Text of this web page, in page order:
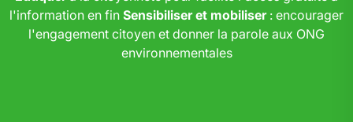
l'information en fin Sensibiliser et mobiliser: encourager
l'engagement citoyen et donner la parole aux ONG
environnementales